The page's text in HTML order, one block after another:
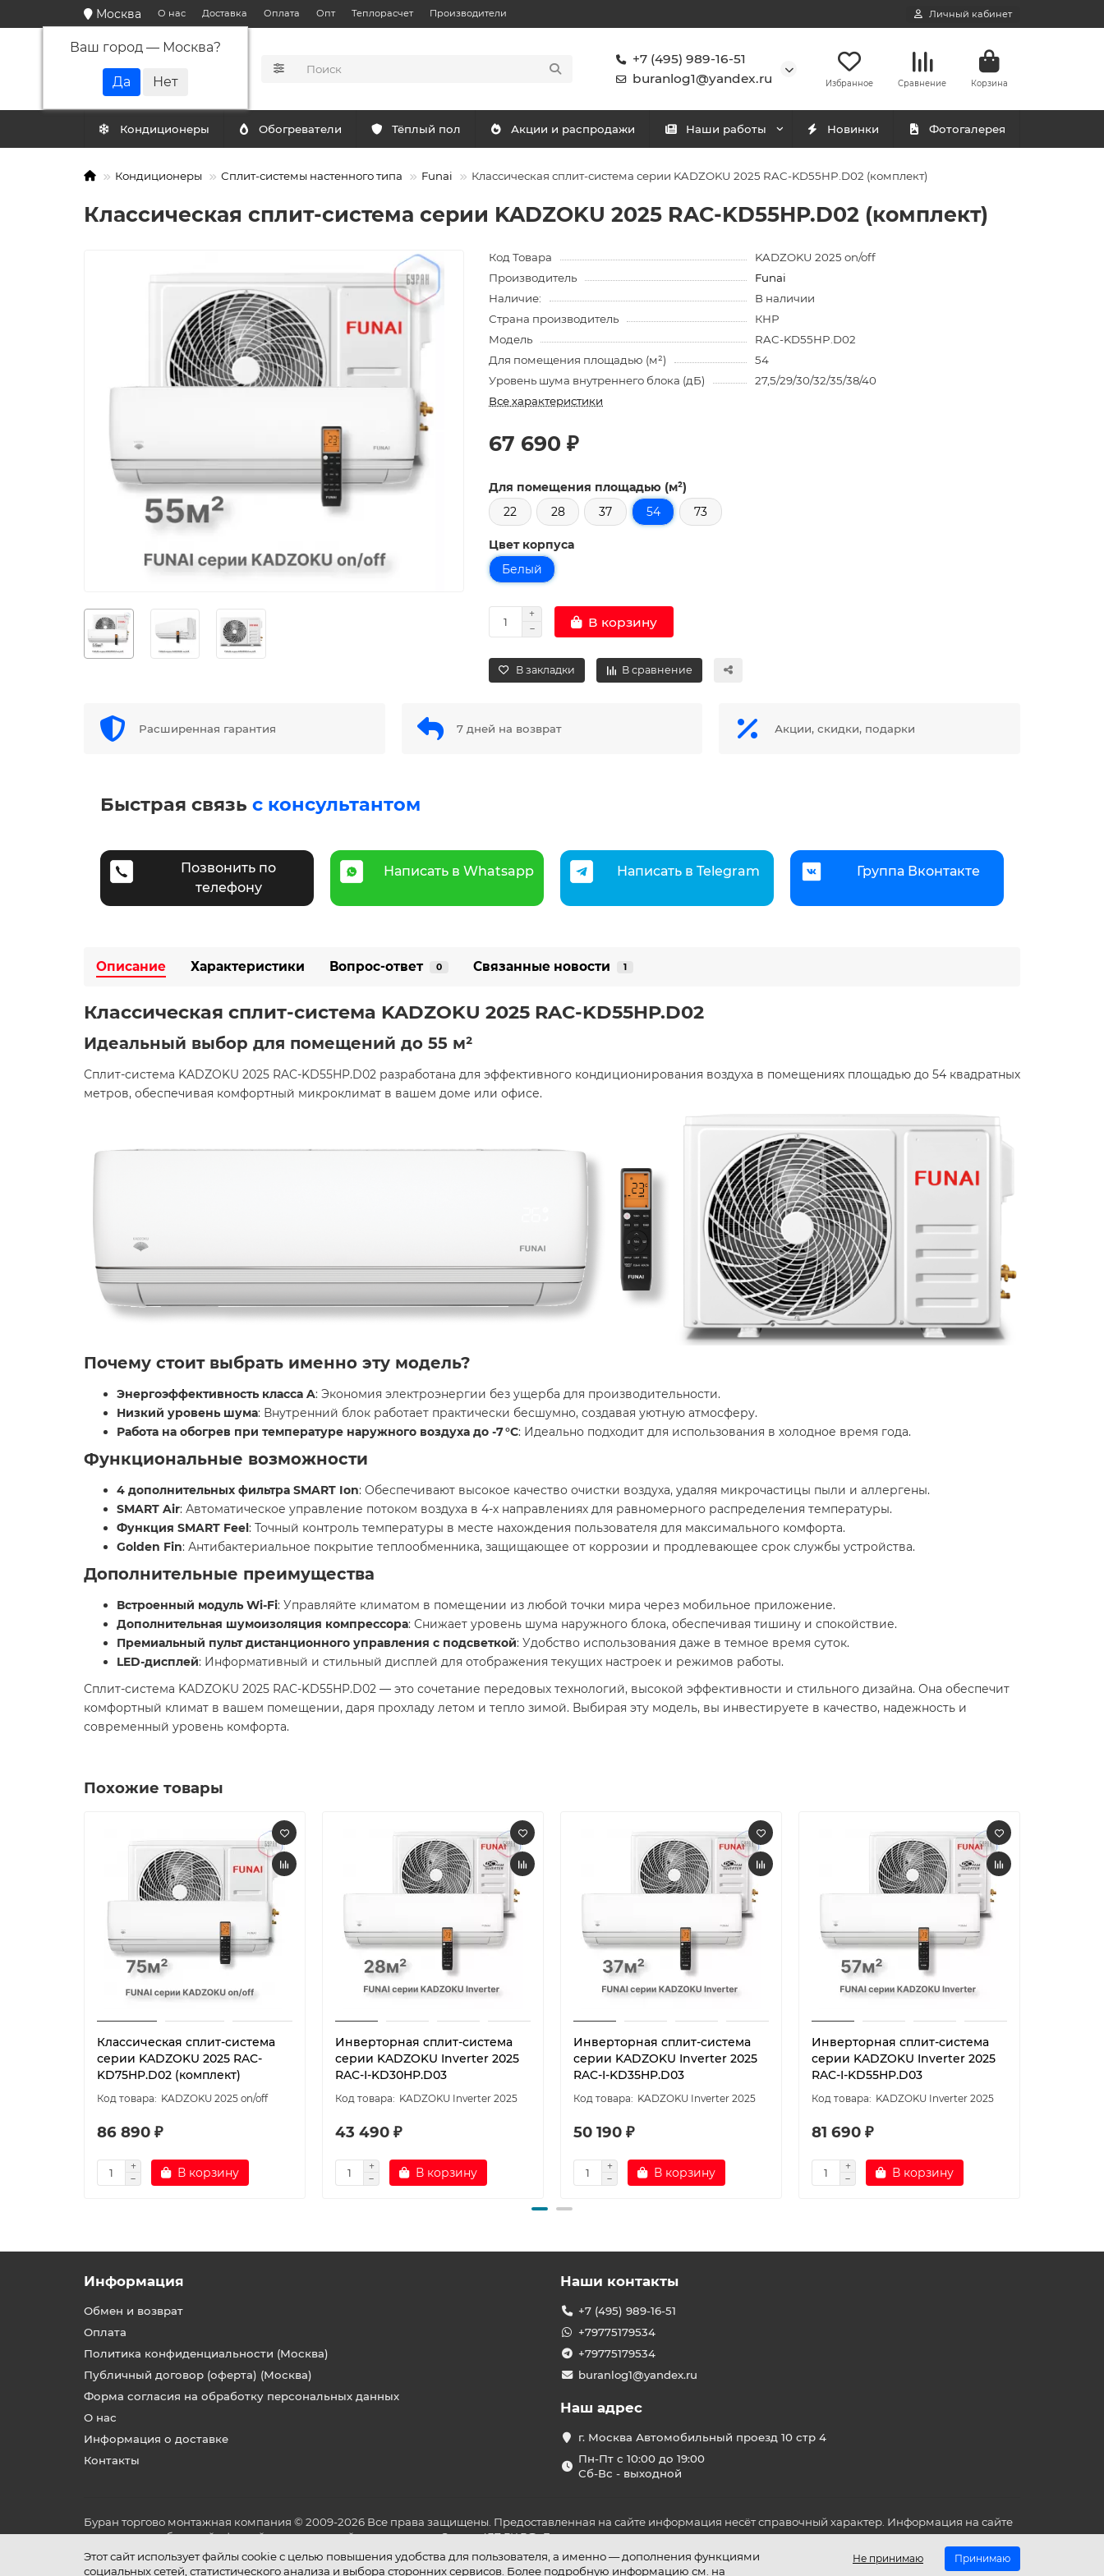
Москва
Ваш город — Москва?
О нас Доставка Оплата Опт Теплорасчет Производители Личный кабинет
+7 (495) 989-16-51
buranlog1@yandex.ru
Избранное Сравнение Корзина
Кондиционеры Обогреватели Тёплый пол Акции и распродажи Наши работы Новинки Фотогалерея
Кондиционеры Сплит-системы настенного типа Funai Классическая сплит-система серии KADZOKU 2025 RAC-KD55HP.D02 (комплект)
Классическая сплит-система серии KADZOKU 2025 RAC-KD55HP.D02 (комплект)
Код Товара
KADZOKU 2025 on/off
Производитель
Funai
Наличие:
В наличии
Страна производитель
КНР
Модель
RAC-KD55HP.D02
Для помещения площадью (м²)
54
Уровень шума внутреннего блока (дБ)
27,5/29/30/32/35/38/40
Все характеристики
67 690 ₽
Для помещения площадью (м²)
22
28 37 54 73
Цвет корпуса
Белый
В корзину
В закладки В сравнение
Расширенная гарантия 7 дней на возврат Акции, скидки, подарки
Быстрая связь с консультантом
Позвонить по
телефону
Написать в Whatsapp Написать в Telegram Группа Вконтакте
Описание Характеристики Вопрос-ответ 0 Связанные новости 1
Классическая сплит-система KADZOKU 2025 RAC-KD55HP.D02
Идеальный выбор для помещений до 55 м²
Сплит-система KADZOKU 2025 RAC-KD55HP.D02 разработана для эффективного кондиционирования воздуха в помещениях площадью до 54 квадратных
метров, обеспечивая комфортный микроклимат в вашем доме или офисе.
Почему стоит выбрать именно эту модель?
Энергоэффективность класса A: Экономия электроэнергии без ущерба для производительности.
Низкий уровень шума: Внутренний блок работает практически бесшумно, создавая уютную атмосферу.
Работа на обогрев при температуре наружного воздуха до -7 °C: Идеально подходит для использования в холодное время года.
Функциональные возможности
4 дополнительных фильтра SMART Ion: Обеспечивают высокое качество очистки воздуха, удаляя микрочастицы пыли и аллергены.
SMART Air: Автоматическое управление потоком воздуха в 4-х направлениях для равномерного распределения температуры.
Функция SMART Feel: Точный контроль температуры в месте нахождения пользователя для максимального комфорта.
Golden Fin: Антибактериальное покрытие теплообменника, защищающее от коррозии и продлевающее срок службы устройства.
Дополнительные преимущества
Встроенный модуль Wi-Fi: Управляйте климатом в помещении из любой точки мира через мобильное приложение.
Дополнительная шумоизоляция компрессора: Снижает уровень шума наружного блока, обеспечивая тишину и спокойствие.
Премиальный пульт дистанционного управления с подсветкой: Удобство использования даже в темное время суток.
LED-дисплей: Информативный и стильный дисплей для отображения текущих настроек и режимов работы.
Сплит-система KADZOKU 2025 RAC-KD55HP.D02 — это сочетание передовых технологий, высокой эффективности и стильного дизайна. Она обеспечит
комфортный климат в вашем помещении, даря прохладу летом и тепло зимой. Выбирая эту модель, вы инвестируете в качество, надежность и
современный уровень комфорта.
Похожие товары
Классическая сплит-система
серии KADZOKU 2025 RAC-
KD75HP.D02 (комплект)
KADZOKU 2025 on/off
86 890 ₽
В корзину
Инверторная сплит-система
серии KADZOKU Inverter 2025
RAC-I-KD30HP.D03
KADZOKU Inverter 2025
43 490 ₽
В корзину
Инверторная сплит-система
серии KADZOKU Inverter 2025
RAC-I-KD35HP.D03
KADZOKU Inverter 2025
50 190 ₽
В корзину
Инверторная сплит-система
серии KADZOKU Inverter 2025
RAC-I-KD55HP.D03
KADZOKU Inverter 2025
81 690 ₽
В корзину
Этот сайт использует файлы cookie с целью повышения удобства для пользователя, а именно — дополнения функциями
социальных сетей, статистического анализа и выбора сторонних сервисов. Более подробную информацию см. на
Не принимаю Принимаю
Информация
Обмен и возврат
Оплата
Политика конфиденциальности (Москва)
Публичный договор (оферта) (Москва)
Форма согласия на обработку персональных данных
О нас
Информация о доставке
Контакты
Наши контакты
+7 (495) 989-16-51
+79775179534
+79775179534
buranlog1@yandex.ru
Наш адрес
г. Москва Автомобильный проезд 10 стр 4
Пн-Пт с 10:00 до 19:00
Сб-Вс - выходной
Буран торгово монтажная компания © 2009-2026 Все права защищены. Предоставленная на сайте информация несёт справочный характер. Информация на сайте
не является публичной офертой, определяемой положениями Статьи 437 ГК РФ. До оплаты товара удостоверьтесь во всех для вас важных характеристиках в товаре
и условиях его эксплуатации.